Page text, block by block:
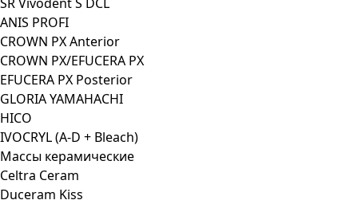
ANIS PROFI
CROWN PX Anterior
CROWN PX/EFUCERA PX
EFUCERA PX Posterior
GLORIA YAMAHACHI
HICO
IVOCRYL (A-D + Bleach)
Массы керамические
Celtra Ceram
Duceram Kiss